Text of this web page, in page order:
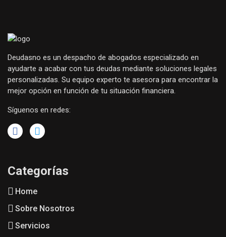
Deudasno es un despacho de abogados especializado en
ayudarte a acabar con tus deudas mediante soluciones legales
personalizadas. Su equipo experto te asesora para encontrar la
mejor opción en función de tu situación financiera.
Síguenos en redes:
Categorías
Home
Sobre Nosotros
Servicios